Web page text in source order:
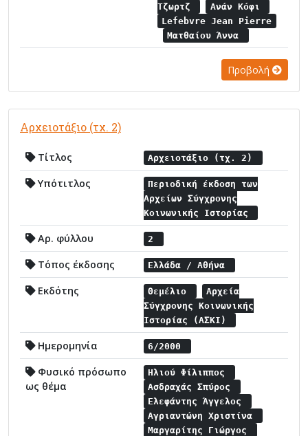
Τζωρτζ
Ανάν Κόφι
Lefebvre Jean Pierre
Ματθαίου Άννα
Προβολή
Αρχειοτάξιο (τχ. 2)
Τίτλος Αρχειοτάξιο (τχ. 2)
Υπότιτλος
Περιοδική έκδοση των
Αρχείων Σύγχρονης
Κοινωνικής Ιστορίας
Αρ. φύλλου 2
Τόπος έκδοσης Ελλάδα / Αθήνα
Εκδότης Θεμέλιο
Αρχεία
Σύγχρονης Κοινωνικής
Ιστορίας (ΑΣΚΙ)
Ημερομηνία 6/2000
Φυσικό πρόσωπο
ως θέμα
Ηλιού Φίλιππος
Ασδραχάς Σπύρος
Ελεφάντης Άγγελος
Αγριαντώνη Χριστίνα
Μαργαρίτης Γιώργος